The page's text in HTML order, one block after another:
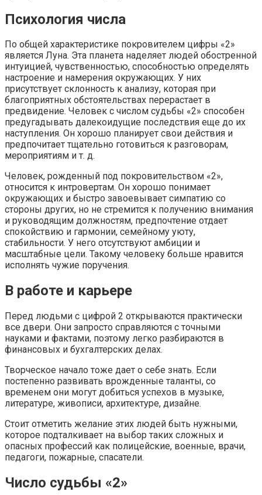
Психология числа
По общей характеристике покровителем цифры «2»
является Луна. Эта планета наделяет людей обостренной
интуицией, чувственностью, способностью определять
настроение и намерения окружающих. У них
присутствует склонность к анализу, которая при
благоприятных обстоятельствах перерастает в
предвидение. Человек с числом судьбы «2» способен
предугадывать далекоидущие последствия еще до их
наступления. Он хорошо планирует свои действия и
предпочитает тщательно готовиться к разговорам,
мероприятиям и т. д.
Человек, рожденный под покровительством «2»,
относится к интровертам. Он хорошо понимает
окружающих и быстро завоевывает симпатию со
стороны других, но не стремится к получению внимания
и руководящим должностям, предпочтение отдает
спокойствию и гармонии, семейному уюту,
стабильности. У него отсутствуют амбиции и
масштабные цели. Такому человеку больше нравится
исполнять чужие поручения.
В работе и карьере
Перед людьми с цифрой 2 открываются практически
все двери. Они запросто справляются с точными
науками и фактами, поэтому легко разбираются в
финансовых и бухгалтерских делах.
Творческое начало тоже дает о себе знать. Если
постепенно развивать врожденные таланты, со
временем они могут добиться успехов в музыке,
литературе, живописи, архитектуре, дизайне.
Стоит отметить желание этих людей быть нужными,
которое подталкивает на выбор таких сложных и
опасных профессий как полицейские, военные, врачи,
педагоги, пожарные, спасатели.
Число судьбы «2»